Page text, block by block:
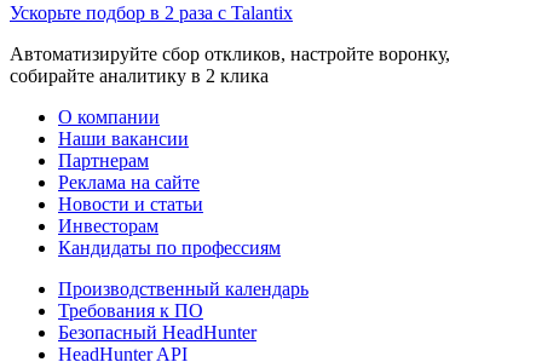
Ускорьте подбор в 2 раза с Talantix
Автоматизируйте сбор откликов, настройте воронку,
собирайте аналитику в 2 клика
О компании
Наши вакансии
Партнерам
Реклама на сайте
Новости и статьи
Инвесторам
Кандидаты по профессиям
Производственный календарь
Требования к ПО
Безопасный HeadHunter
HeadHunter API